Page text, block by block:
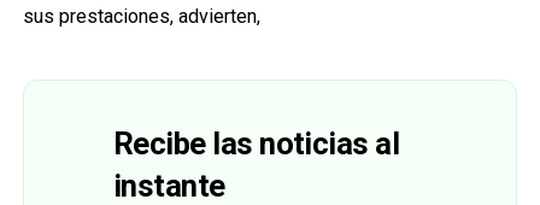
sus prestaciones, advierten,
Recibe las noticias al
instante